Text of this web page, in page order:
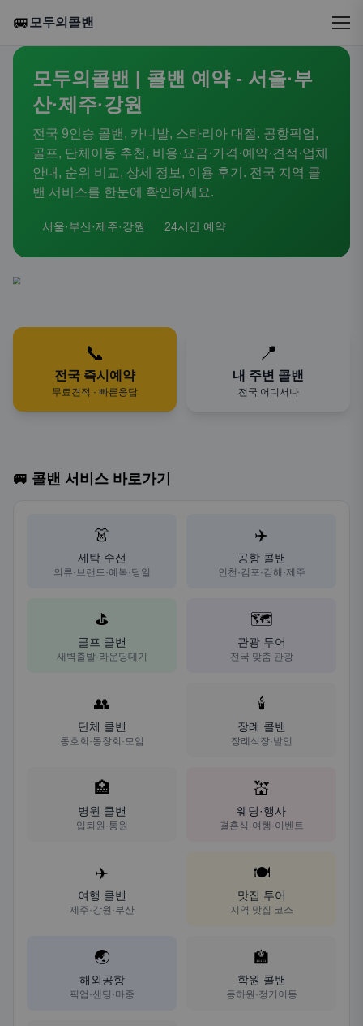
🚐 모두의콜밴
모두의콜밴 | 콜밴 예약 - 서울·부
산·제주·강원
전국 9인승 콜밴, 카니발, 스타리아 대절. 공항픽업,
골프, 단체이동 추천, 비용·요금·가격·예약·견적·업체
안내, 순위 비교, 상세 정보, 이용 후기. 전국 지역 콜
밴 서비스를 한눈에 확인하세요.
서울·부산·제주·강원 24시간 예약
📞
전국 즉시예약
무료견적 · 빠른응답
📍
내 주변 콜밴
전국 어디서나
🚐 콜밴 서비스 바로가기
👗
세탁 수선
의류·브랜드·예복·당일
✈️
공항 콜밴
인천·김포·김해·제주
⛳
골프 콜밴
새벽출발·라운딩대기
🗺️
관광 투어
전국 맞춤 관광
👥
단체 콜밴
동호회·동창회·모임
🕯️
장례 콜밴
장례식장·발인
🏥
병원 콜밴
입퇴원·통원
💒
웨딩·행사
결혼식·여행·이벤트
✈️
여행 콜밴
제주·강원·부산
🍽️
맛집 투어
지역 맛집 코스
🌏
해외공항
픽업·샌딩·마중
🏫
학원 콜밴
등하원·정기이동